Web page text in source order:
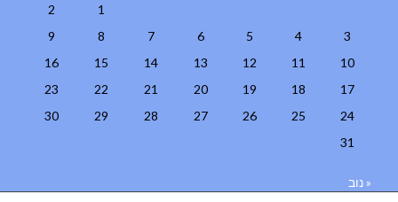
1
2
3
4
5
6
7
8
9
10
11
12
13
14
15
16
17
18
19
20
21
22
23
24
25
26
27
28
29
30
31
« נוב